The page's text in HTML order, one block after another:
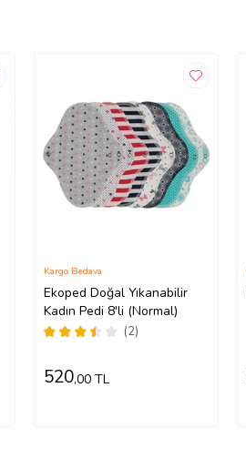
Ekoped Doğal Yıkanabilir
Kadın Pedi 8'li (Normal)
(2)
Kargo Bedava
520,00 TL